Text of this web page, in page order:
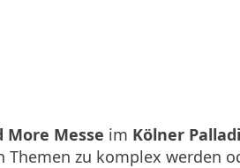
More Messe im Kölner
zu komplex werden